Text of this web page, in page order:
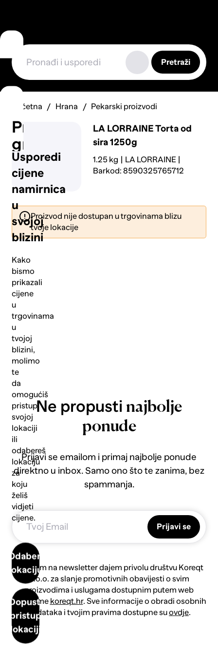
Usporedi
cijene
namirnica
u
svojoj
blizini
Kako
bismo
prikazali
cijene
u
trgovinama
u
tvojoj
blizini,
molimo
te
da
omogućiš
pristup
svojoj
lokaciji
ili
odabereš
lokaciju
za
koju
želiš
vidjeti
cijene.
Odaberi
lokaciju
Dopusti
pristup
lokaciji
Prijavi
grešku
Pošalji
Pretraži
Početna Hrana Pekarski proizvodi
LA LORRAINETorta od
sira 1250g
1.25 kg
LA LORRAINE
Barkod: 8590325765712
Proizvod nije dostupan u trgovinama blizu
tvoje lokacije
Ne propusti najbolje
ponude
Prijavi se emailom i primaj najbolje ponude
direktno u inbox. Samo ono što te zanima, bez
spammanja.
Prijavi se
Prijavom na newsletter dajem privolu društvu Koreqt
d.o.o. za slanje promotivnih obavijesti o svim
proizvodima i uslugama dostupnim putem web
platforme koreqt.hr. Sve informacije o obradi osobnih
podataka i tvojim pravima dostupne suovdje.